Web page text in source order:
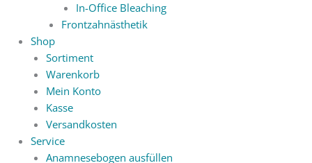
In-Office Bleaching
Frontzahnästhetik
Shop
Sortiment
Warenkorb
Mein Konto
Kasse
Versandkosten
Service
Anamnesebogen ausfüllen